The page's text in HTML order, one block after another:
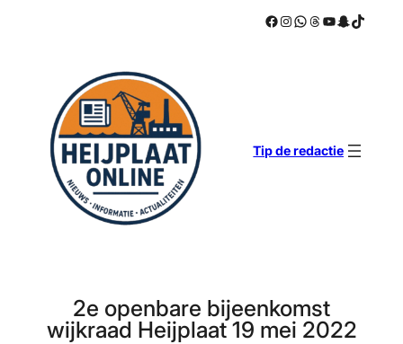
Facebook
Instagram
WhatsApp
Threads
YouTube
Snapchat
TikTok
Tip de redactie
2e openbare bijeenkomst
wijkraad Heijplaat 19 mei 2022